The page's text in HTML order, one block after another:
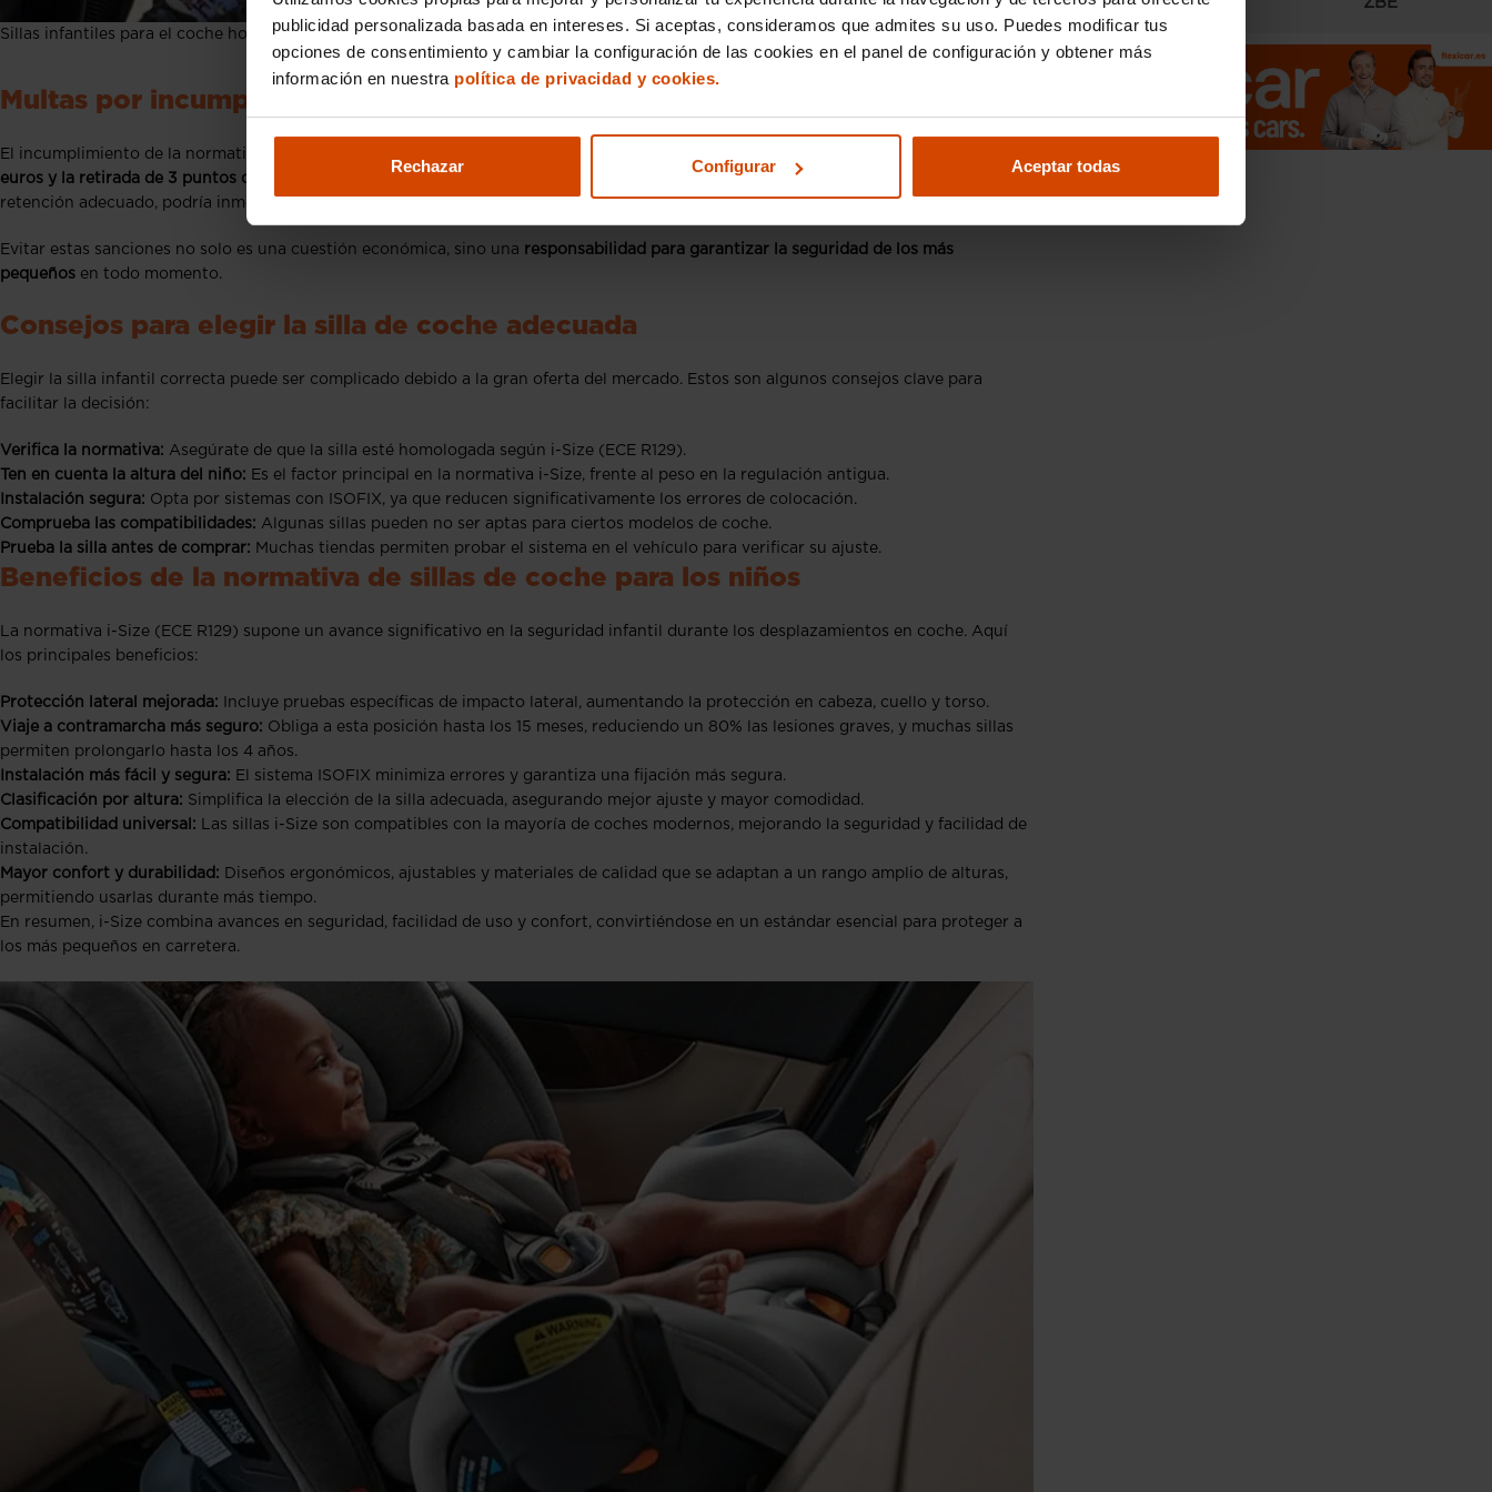
publicidad personalizada basada en intereses. Si aceptas, consideramos que admites su uso. Puedes modificar tus
opciones de consentimiento y cambiar la configuración de las cookies en el panel de configuración y obtener más
información en nuestra política de privacidad y cookies.
Rechazar Configurar Aceptar todas
Sillas infantiles para el coche homologadas
Multas por incumplimiento de la normativa de sillas de coche
El incumplimiento de la normativa sobre sistemas de retención infantil puede acarrear sanciones graves. Las multas oscilan entre
euros y la retirada de 3 puntos del carnet de conducir
. Asimismo, si un agente detecta que el menor no viaja en un sistema de
retención adecuado, podría inmovilizar el vehículo hasta que se subsane la infracción.
Evitar estas sanciones no solo es una cuestión económica, sino una responsabilidad para garantizar la seguridad de los más
pequeños en todo momento.
Consejos para elegir la silla de coche adecuada
Elegir la silla infantil correcta puede ser complicado debido a la gran oferta del mercado. Estos son algunos consejos clave para
facilitar la decisión:
Verifica la normativa: Asegúrate de que la silla esté homologada según i-Size (ECE R129).
Ten en cuenta la altura del niño: Es el factor principal en la normativa i-Size, frente al peso en la regulación antigua.
Instalación segura: Opta por sistemas con ISOFIX, ya que reducen significativamente los errores de colocación.
Comprueba las compatibilidades: Algunas sillas pueden no ser aptas para ciertos modelos de coche.
Prueba la silla antes de comprar: Muchas tiendas permiten probar el sistema en el vehículo para verificar su ajuste.
Beneficios de la normativa de sillas de coche para los niños
La normativa i-Size (ECE R129) supone un avance significativo en la seguridad infantil durante los desplazamientos en coche. Aquí
los principales beneficios:
Protección lateral mejorada: Incluye pruebas específicas de impacto lateral, aumentando la protección en cabeza, cuello y torso.
Viaje a contramarcha más seguro: Obliga a esta posición hasta los 15 meses, reduciendo un 80% las lesiones graves, y muchas sillas
permiten prolongarlo hasta los 4 años.
Instalación más fácil y segura: El sistema ISOFIX minimiza errores y garantiza una fijación más segura.
Clasificación por altura: Simplifica la elección de la silla adecuada, asegurando mejor ajuste y mayor comodidad.
Compatibilidad universal: Las sillas i-Size son compatibles con la mayoría de coches modernos, mejorando la seguridad y facilidad de
instalación.
Mayor confort y durabilidad: Diseños ergonómicos, ajustables y materiales de calidad que se adaptan a un rango amplio de alturas,
permitiendo usarlas durante más tiempo.
En resumen, i-Size combina avances en seguridad, facilidad de uso y confort, convirtiéndose en un estándar esencial para proteger a
los más pequeños en carretera.